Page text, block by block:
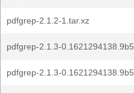
pdfgrep-2.1.2-1.tar.xz
pdfgrep-2.1.3-
pdfgrep-2.1.3-